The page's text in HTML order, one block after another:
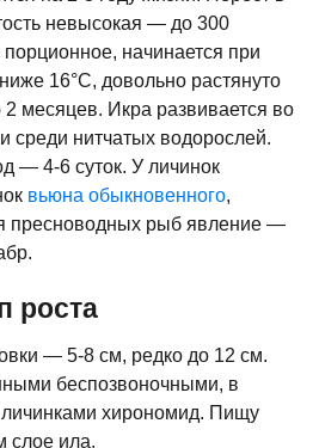
невысокая — до 300
начинается при
16°C, довольно растянуто
месяцев. Икра развивается во
среди нитчатых водорослей.
— 4-6 суток. У личинок
вьюна обыкновенного,
пресноводных рыб явление —
роста
— 5-8 см, редко до 12 см.
беспозвоночными, в
хирономид. Пищу
слое ила.